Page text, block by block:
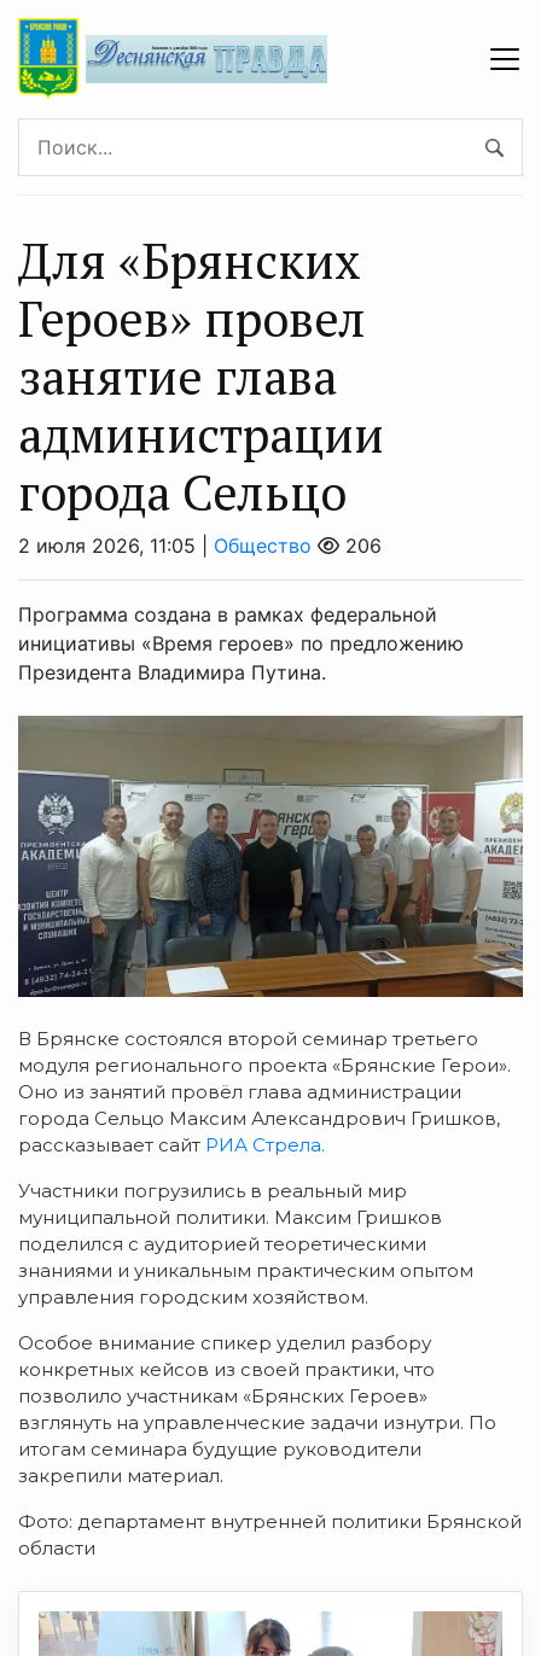
Для «Брянских
Героев» провел
занятие глава
администрации
города Сельцо
2 июля 2026, 11:05 | Общество 206
Программа создана в рамках федеральной
инициативы «Время героев» по предложению
Президента Владимира Путина.
В Брянске состоялся второй семинар третьего
модуля регионального проекта «Брянские Герои».
Оно из занятий провёл глава администрации
города Сельцо Максим Александрович Гришков,
рассказывает сайт РИА Стрела.
Участники погрузились в реальный мир
муниципальной политики. Максим Гришков
поделился с аудиторией теоретическими
знаниями и уникальным практическим опытом
управления городским хозяйством.
Особое внимание спикер уделил разбору
конкретных кейсов из своей практики, что
позволило участникам «Брянских Героев»
взглянуть на управленческие задачи изнутри. По
итогам семинара будущие руководители
закрепили материал.
Фото: департамент внутренней политики Брянской
области